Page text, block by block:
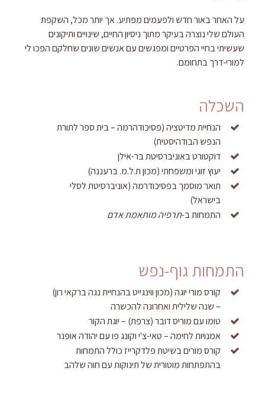
על האחר באור חדש ולפעמים מפתיע. אך יותר מכל, השקפת
העולם שלי נוצרה בעיקר מתוך ניסיון החיים, שינויים ותיקונים
שעשיתי בחיי הפרטיים ומפגשים עם אנשים שונים שחלקם הפכו לי
למורי-דרך בתחומם.
השכלה
הנחיית מדיטציה (פסיכודהרמה – בית ספר לתורת
הנפש הבודהיסטית)
דוקטורט באוניברסיטת בר-אילן
יעוץ זוגי ומשפחתי (מכון ת.ל.מ. ברעננה)
תואר מוסמך בפסיכודרמה (אוניברסיטת לסלי
בישראל)
התמחות ב-תרפיה מותאמת אדם
התמחות גוף-נפש
קורס מורי יוגה (מכון ווינגייט בהנחיית נגה ברקאי רון)
– שנה שלילית ואחרונה להכשרה
טומו עם מוריס דובר (צרפת) – יוגת הקור
אמנויות לחימה – טאי-צ'י וקונג פו עם יהודה אופנר
קורס מורים בשיטת פלדקרייז כולל התמחות
בהתפתחות מוטורית של תינוקות עם חוה שלהב